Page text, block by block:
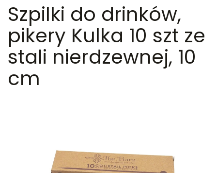
Szpilki do drinków,
pikery Kulka 10 szt ze
stali nierdzewnej, 10
cm